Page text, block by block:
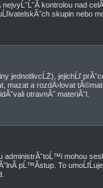
kontrolou nad
skupin nebo
jednotlivcĹŻ), jejichĹľ
mazat a rozdÄ›lovat
otravnĂ˝ materiĂˇl.
mohou
pĹ™Ă­stup. To